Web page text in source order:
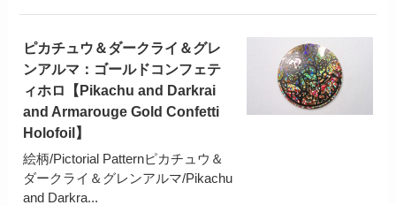
ピカチュウ＆ダークライ＆グレ
ンアルマ：ゴールドコンフェテ
ィホロ【Pikachu and Darkrai
and Armarouge Gold Confetti
Holofoil】
絵柄/Pictorial Patternピカチュウ＆
ダークライ＆グレンアルマ/Pikachu
and Darkra...